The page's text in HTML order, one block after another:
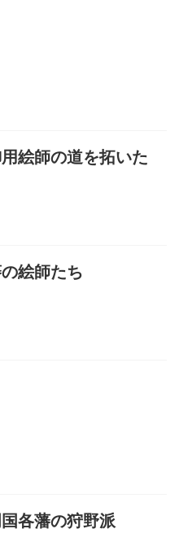
絵師の道を拓いた
絵師たち
各藩の狩野派